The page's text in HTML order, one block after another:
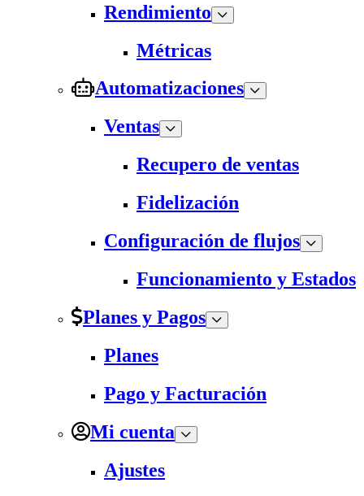
Rendimiento
Métricas
Automatizaciones
Ventas
Recupero de ventas
Fidelización
Configuración de flujos
Funcionamiento y Estados
Planes y Pagos
Planes
Pago y Facturación
Mi cuenta
Ajustes